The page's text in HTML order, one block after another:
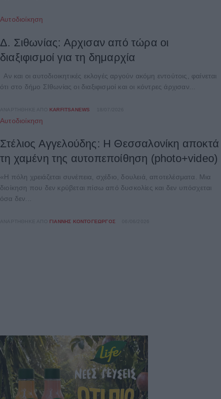
Αυτοδιοίκηση
Δ. Σιθωνίας: Αρχισαν από τώρα οι
διαξιφισμοί για τη δημαρχία
Αν και οι αυτοδιοικητικές εκλογές αργούν ακόμη εντούτοις, φαίνεται
ότι στο δήμο ΣΙθωνίας οι διαξιφισμοί και οι κόντρες άρχισαν...
ΑΝΑΡΤΉΘΗΚΕ ΑΠΌ KARFITSANEWS
Αυτοδιοίκηση
Στέλιος Αγγελούδης: Η Θεσσαλονίκη αποκτά
τη χαμένη της αυτοπεποίθηση (photo+video)
«Η πόλη χρειάζεται συνέπεια, σχέδιο, δουλειά, αποτελέσματα. Μια
διοίκηση που δεν κρύβεται πίσω από δυσκολίες και δεν υπόσχεται
όσα δεν...
ΑΝΑΡΤΉΘΗΚΕ ΑΠΌ ΓΙΆΝΝΗΣ ΚΟΝΤΟΓΕΏΡΓΟΣ